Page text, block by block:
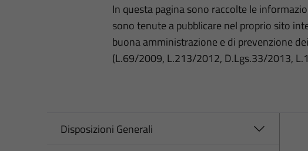
In questa pagina sono raccolte le
sono tenute a pubblicare nel proprio sito
buona amministrazione e di prevenzione
(L.69/2009, L.213/2012, D.Lgs.33/2013,
Disposizioni Generali